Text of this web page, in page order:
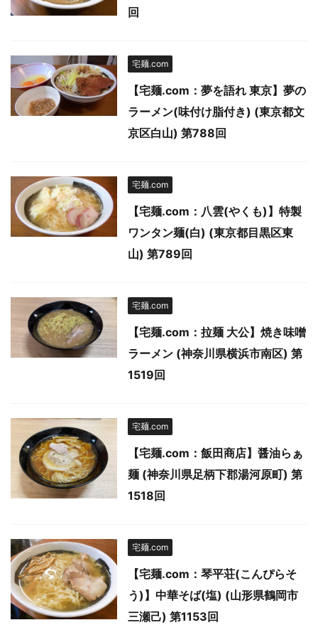
回
宅麺.com
【宅麺.com：夢を語れ 東京】夢の
ラーメン(味付け脂付き) (東京都文
京区白山) 第788回
宅麺.com
【宅麺.com：八雲(やくも)】特製
ワンタン麺(白) (東京都目黒区東
山) 第789回
宅麺.com
【宅麺.com：拉麺 大公】焼き味噌
ラーメン (神奈川県横浜市南区) 第
1519回
宅麺.com
【宅麺.com：飯田商店】醤油らぁ
麺 (神奈川県足柄下郡湯河原町) 第
1518回
宅麺.com
【宅麺.com：琴平荘(こんぴらそ
う)】中華そば(塩) (山形県鶴岡市
三瀬己) 第1153回